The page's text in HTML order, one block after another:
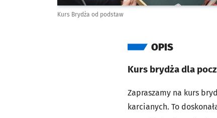
Kurs Brydża od podstaw
OPIS
Kurs brydża dla
Zapraszamy na kurs
karcianych. To